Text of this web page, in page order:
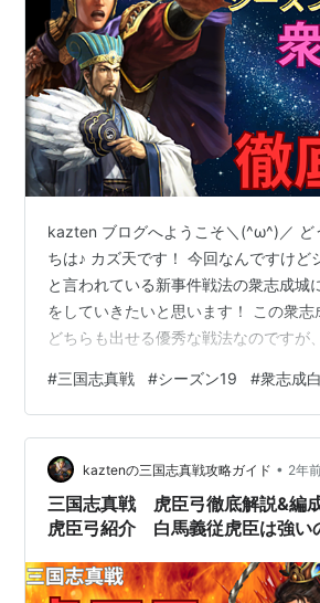
kazten ブログへようこそ＼(^ω^)／ ど
ちは♪ カズ天です！ 今回なんですけど
と言われている新事件戦法の衆志成城
をしていきたいと思います！ この衆志
どちらも出せる優秀な戦法なのですが
か？や衆志成城の使い方や編成も解説
最後までご覧ください❗️ ということで
ょう👍 <目次> １ 衆志成城概要解説
な戦法？ ・ 詳しい仕様分析 ・ 衆志成
成城使用おすすめ編成紹介❗️ ３ 終わ
#三国志真戦 #シーズン19 #衆志成白
kaztenの三国志真戦攻略ガイド • 2年
三国志真戦 虎臣弓徹底解説&編成
虎臣弓紹介 白馬義従虎臣は強い